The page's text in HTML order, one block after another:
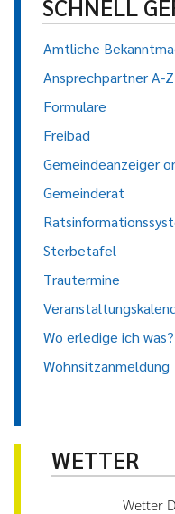
SCHNELL
Amtliche
Ansprechpartner A-Z
Formulare
Freibad
Gemeindeanzeiger
Gemeinderat
Sterbetafel
Trautermine
Wo erledige ich was?
Wohnsitzanmeldung
WETTER
Wetter